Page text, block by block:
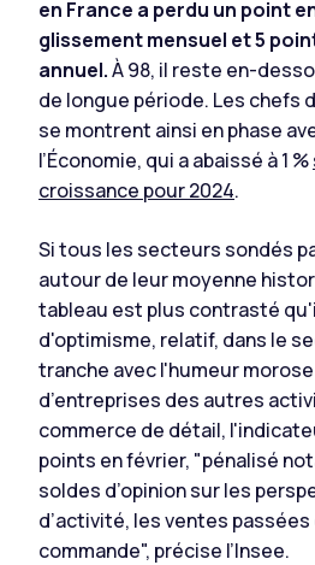
en France a perdu un point
glissement mensuel et 5
annuel.À 98, il reste en-
de longue période. Les chefs
se montrent ainsi en phase
l’Économie, qui a abaissé à 1 %
croissance pour 2024.
Si tous les secteurs sondés
autour de leur moyenne
tableau est plus contrasté
d'optimisme, relatif, dans le
tranche avec l'humeur
d’entreprises des autres
commerce de détail,
points en février, "pénalisé
soldes d’opinion sur les
d’activité, les ventes
commande", précise l’Insee.